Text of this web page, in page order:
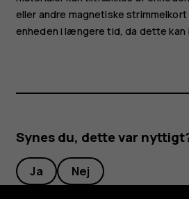
eller andre magnetiske
enheden i længere tid, da dette kan
Synes du, dette var
Ja Nej